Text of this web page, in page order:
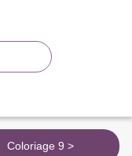
Coloriage 9 >